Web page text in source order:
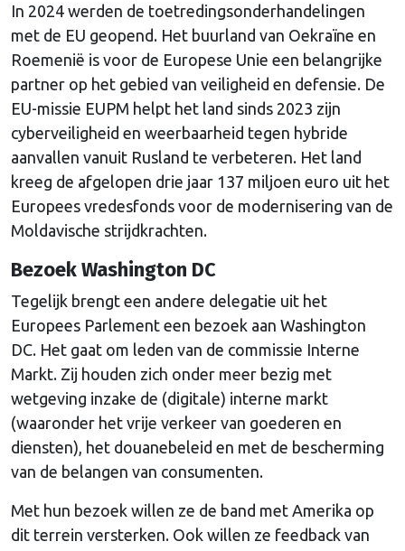
In 2024 werden de toetredingsonderhandelingen
met de EU geopend. Het buurland van Oekraïne en
Roemenië is voor de Europese Unie een belangrijke
partner op het gebied van veiligheid en defensie. De
EU-missie EUPM helpt het land sinds 2023 zijn
cyberveiligheid en weerbaarheid tegen hybride
aanvallen vanuit Rusland te verbeteren. Het land
kreeg de afgelopen drie jaar 137 miljoen euro uit het
Europees vredesfonds voor de modernisering van de
Moldavische strijdkrachten.
Bezoek Washington DC
Tegelijk brengt een andere delegatie uit het
Europees Parlement een bezoek aan Washington
DC. Het gaat om leden van de commissie Interne
Markt. Zij houden zich onder meer bezig met
wetgeving inzake de (digitale) interne markt
(waaronder het vrije verkeer van goederen en
diensten), het douanebeleid en met de bescherming
van de belangen van consumenten.
Met hun bezoek willen ze de band met Amerika op
dit terrein versterken. Ook willen ze feedback van